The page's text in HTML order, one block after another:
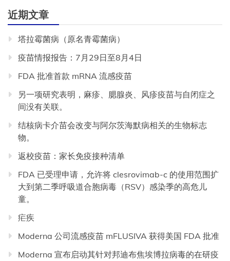
近期文章
塔拉霉菌病（原名青霉菌病）
疫苗情报报告：7月29日至8月4日
FDA 批准首款 mRNA 流感疫苗
另一项研究表明，麻疹、腮腺炎、风疹疫苗与自闭症之
间没有关联。
结核病卡介苗会改变与阿尔茨海默病相关的生物标志
物。
返校疫苗：家长免疫接种清单
FDA 已受理申请，允许将 clesrovimab-c 的使用范围扩
大到第二季呼吸道合胞病毒（RSV）感染季的高危儿
童。
疟疾
Moderna 公司流感疫苗 mFLUSIVA 获得美国 FDA 批准
Moderna 宣布启动其针对邦迪布焦埃博拉病毒的在研疫